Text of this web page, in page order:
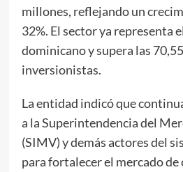
millones, reflejando un
32%. El sector ya representa
dominicano y supera las
inversionistas.
La entidad indicó que
a la Superintendencia del
(SIMV) y demás actores del
para fortalecer el mercado de